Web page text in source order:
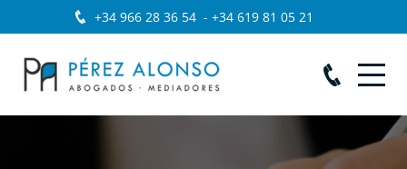
+34 966 28 36 54- +34 619 81 05 21